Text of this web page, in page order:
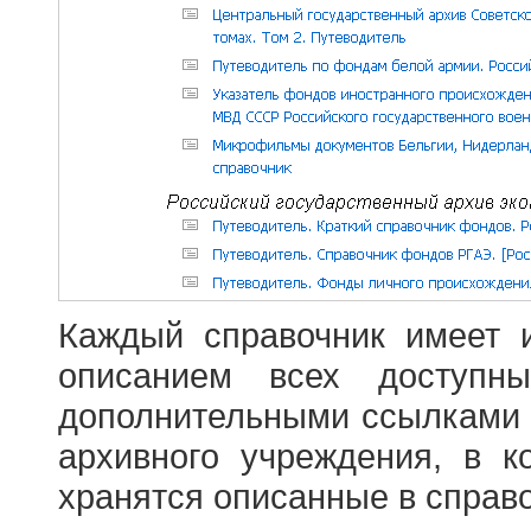
Каждый справочник имеет
описанием всех
дополнительными
архивного учреждения, в
хранятся описанные в